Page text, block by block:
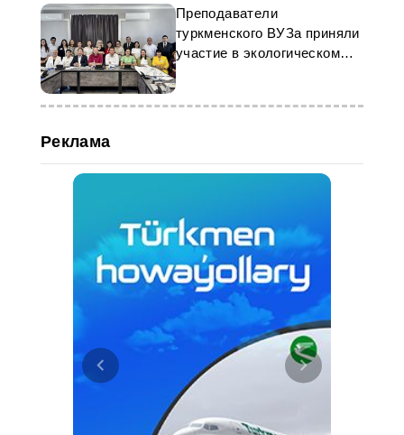
Преподаватели
туркменского ВУЗа приняли
участие в экологическом
форуме в Бишкеке
Реклама